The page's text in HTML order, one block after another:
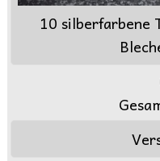
10 silberfarbene